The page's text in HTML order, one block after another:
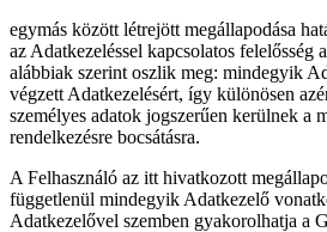
egymás között létrejött megállapodása
az Adatkezeléssel kapcsolatos felelősség
alábbiak szerint oszlik meg: mindegyik
végzett Adatkezelésért, így különösen
személyes adatok jogszerűen kerülnek a
rendelkezésre bocsátásra.
A Felhasználó az itt hivatkozott
függetlenül mindegyik Adatkezelő
Adatkezelővel szemben gyakorolhatja a